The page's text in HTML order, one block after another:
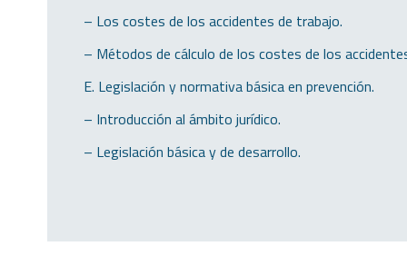
– Los costes de los accidentes de trabajo.
– Métodos de cálculo de los costes de los
E. Legislación y normativa básica en prevención.
– Introducción al ámbito jurídico.
– Legislación básica y de desarrollo.